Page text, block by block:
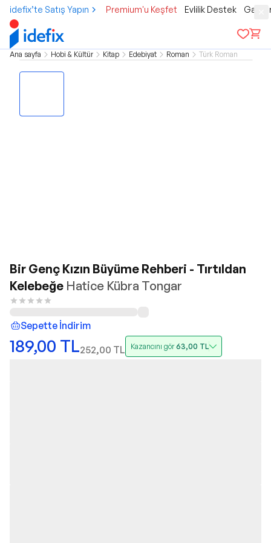
idefix’te Satış Yapın Premium'u Keşfet Evlilik Destek
Ana sayfa Hobi & Kültür Kitap Edebiyat Roman Türk Roman
Bir Genç Kızın Büyüme Rehberi - Tırtıldan
Kelebeğe Hatice Kübra Tongar
Sepette İndirim
189,00 TL252,00 TL Kazancını gör63,00 TL